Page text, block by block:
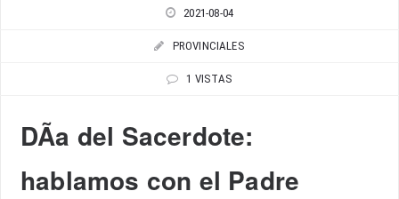
2021-08-04
PROVINCIALES
1 VISTAS
DÃ­a del Sacerdote:
hablamos con el Padre